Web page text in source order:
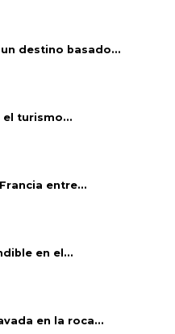
destino basado...
el turismo...
entre...
en el...
en la roca...